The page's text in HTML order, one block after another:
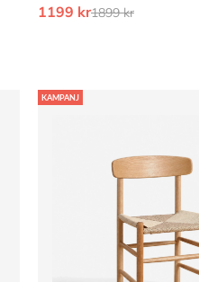
1199 krOrdinarie pris:
1899 kr
KAMPANJ